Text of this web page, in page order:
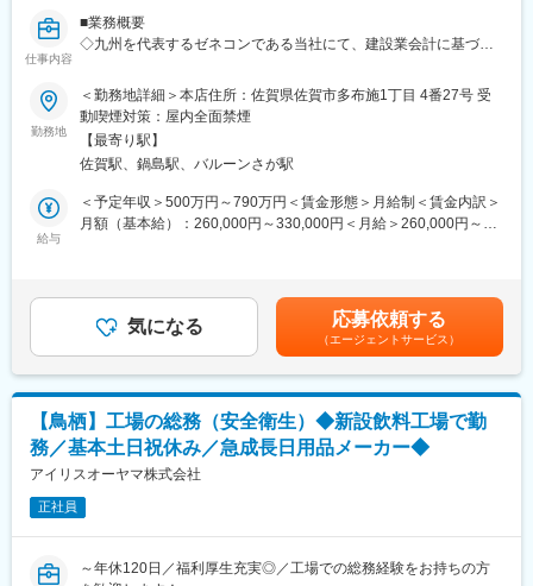
■まずお任せする業務
入社後は、会計ソフトへの入力,伝票処理,予約管理の簡単な入力作
といった習得しやすい業務からスタートします。
その後、スキルに応じて経理・総務の幅広い業務へとステップア
ップいただけます。
・当社では『ゴルフ優待』を用意しており、お仕事が終わった後
にゴルフを楽しんでいただけます。
・従業員満足にも注力しています
・残業は月平均10時間程度と少なめ◎
・20代メンバーも活躍しています
・中途採用比率55％以上だから、職場に馴染みやすい
変更の範囲：会社の定める業務
仕事内容
■業務概要
◇九州を代表するゼネコンである当社にて、建設業会計に基づく
◇経理部門のメンバーと連携して業務を行い、日常業務から決算
業務まで幅広く携わっていただきます。
■詳細
【具体的な業務】
◇仕訳・入力・更新処理、請求書処理、入出金管理、
経費精算、工事原価管理、資金繰等
◇月次・四半期・年次決算業務、税務関連業務
■九州エリアはもちろん、関東エリア等全国規模で事業を展開。商
業施設や町のランドマークなど大規模案件を担当できる技術力、
実績から、安定した受注を実現。土木/建築と複数事業の軸があ
～）や家族手当等、手厚い制度と事業の安定性が魅力です。
勤務地
＜勤務地詳細＞本店住所：佐賀県佐賀市多布施1丁目 4番27号 受
動喫煙対策：屋内全面禁煙
【最寄り駅】
佐賀駅、鍋島駅、バルーンさが駅
給与
＜予定年収＞500万円～790万円＜賃金形態＞月給制＜賃金内訳＞
月額（基本給）：260,000円～330,000円＜月給＞260,000円～
年収】30歳：520～560万円、40歳：620～670万円、50歳：680
～800万円 ※役職等に応じて変動いたします。賃金はあくまでも
目安の金額であり、選考を通じて上下する可能性があります。月
給(月額)は固定手当を含めた表記です。
気になる 応募依頼する
（エージェントサービス）
【鳥栖】工場の総務（安全衛生）◆新設飲料工場で勤
務／基本土日祝休み／急成長日用品メーカー◆
アイリスオーヤマ株式会社
正社員
～年休120日／福利厚生充実◎／工場での総務経験をお持ちの方